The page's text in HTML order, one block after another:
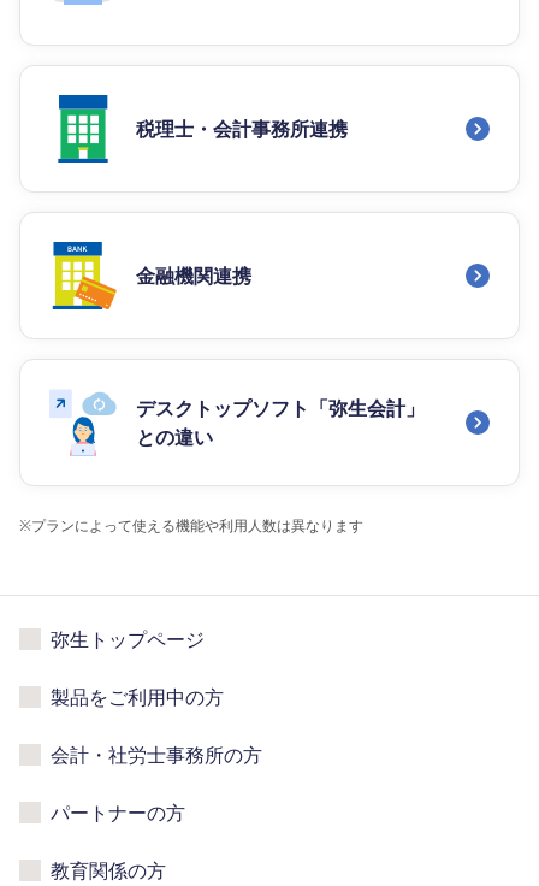
税理士・会計事務所連携
金融機関連携
デスクトップソフト「弥生会計」
との違い
※プランによって使える機能や利用人数は異なります
弥生トップページ
製品をご利用中の方
会計・社労士事務所の方
パートナーの方
教育関係の方